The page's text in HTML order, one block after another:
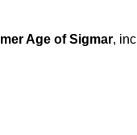
Age of Sigmar,